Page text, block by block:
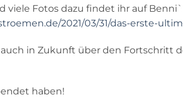
viele Fotos dazu findet ihr auf
2021/03/31/das-erste-
in Zukunft über den Fortschritt
haben!